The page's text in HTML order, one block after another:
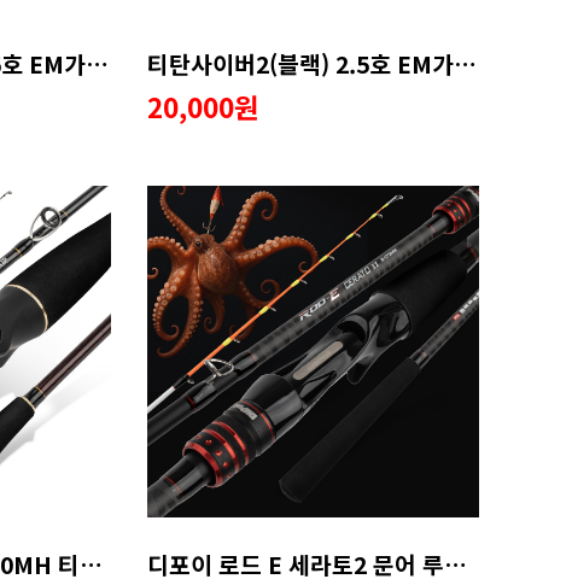
티탄사이버5(블랙) 2.5호 EM가이드 수리용품 티탄사이버2(블랙) 2.5호 EM가이드 수리용품
20,000원
디포이 로드스톤2 B170MH 티타늄 선상 문어낚시대 심해갑오징어 1회 AS 디포이 로드 E 세라토2 문어 루어대 갈치텐야 심해갑오징어로드 165MH